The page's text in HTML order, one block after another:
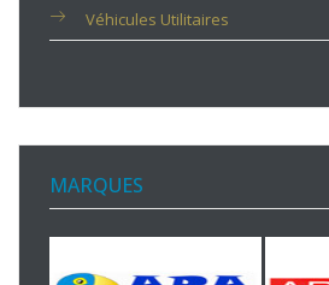
Véhicules Utilitaires
MARQUES